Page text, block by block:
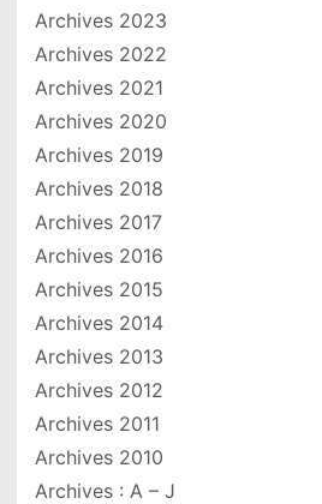
Archives 2023
Archives 2022
Archives 2021
Archives 2020
Archives 2019
Archives 2018
Archives 2017
Archives 2016
Archives 2015
Archives 2014
Archives 2013
Archives 2012
Archives 2011
Archives 2010
Archives : A – J